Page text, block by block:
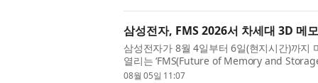
삼성전자, FMS 2026서 차세대 3D 메
삼성전자가 8월 4일부터 6일(현지시간)까지
열리는 ‘FMS(Future of Memory and
인 zHBM과 zNAND-O의 목업(Mock-up)을
08월 05일 11:07